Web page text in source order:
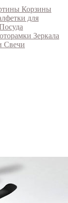
Корзины
для
Зеркала
Свечи